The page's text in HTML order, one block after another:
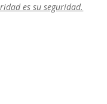
es su seguridad.